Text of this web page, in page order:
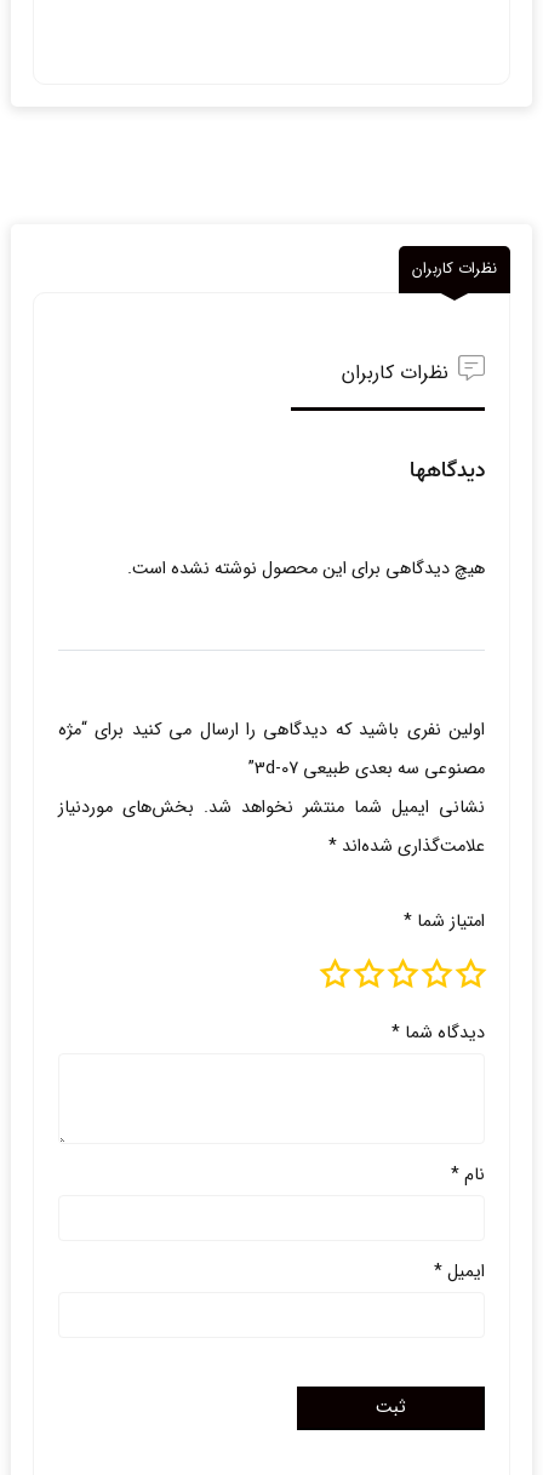
نظرات کاربران
نظرات کاربران
دیدگاهها
هیچ دیدگاهی برای این محصول نوشته نشده است.
اولین نفری باشید که دیدگاهی را ارسال می کنید برای “مژه
مصنوعی سه بعدی طبیعی 3d-07”
نشانی ایمیل شما منتشر نخواهد شد. بخش‌های موردنیاز
علامت‌گذاری شده‌اند *
امتیاز شما *
دیدگاه شما *
نام*
ایمیل*